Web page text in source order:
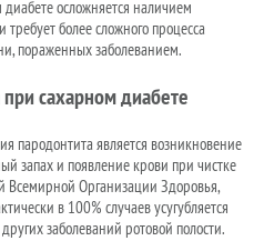
осложняется наличием
более сложного процесса
пораженных заболеванием.
сахарном диабете
пародонтита является возникновение
запах и появление крови при чистке
Всемирной Организации Здоровья,
в 100% случаев усугубляется
заболеваний ротовой полости.